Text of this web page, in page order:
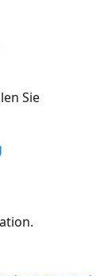
Sie